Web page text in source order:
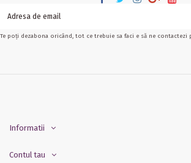
Te poți dezabona oricând, tot ce trebuie sa faci e să ne contactezi
Informatii
Contul tau